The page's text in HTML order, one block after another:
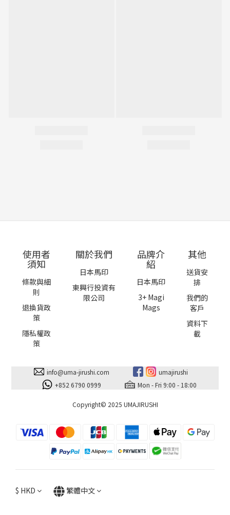
使用者
須知
條款與細
則
退換貨政
策
隱私權政
策
關於我們
日本馬印
東興行投資有
限公司
品牌介
紹
日本馬印
3+ Magi
Mags
其他
送貨安
排
我們的
客戶
資料下
載
info@uma-jirushi.com
+852 6790 0999
umajirushi
Mon - Fri 9:00 - 18:00
Copyright© 2025 UMAJIRUSHI
$ HKD 繁體中文